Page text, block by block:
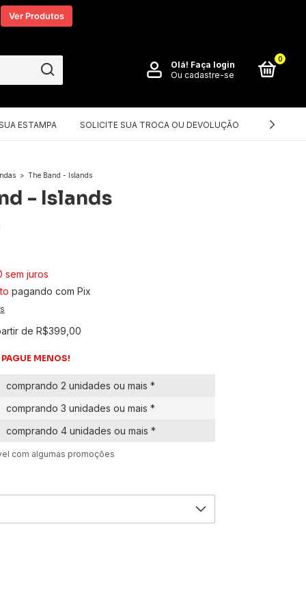
Ver Produtos
Olá! Faça login
Ou cadastre-se
0
ESTAMPA SOLICITE SUA TROCA OU DEVOLUÇÃO DICAS
> The Band - Islands
- Islands
sem juros
pagando com Pix
de R$399,00
MENOS!
comprando 2 unidades ou mais *
comprando 3 unidades ou mais *
comprando 4 unidades ou mais *
com algumas promoções